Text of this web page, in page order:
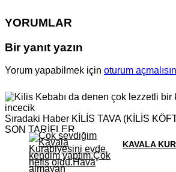
YORUMLAR
Bir yanıt yazın
Yorum yapabilmek için oturum
Sıradaki Haber KİLİS TAVA (KİLİS
SON TARİFLER
KAVALA